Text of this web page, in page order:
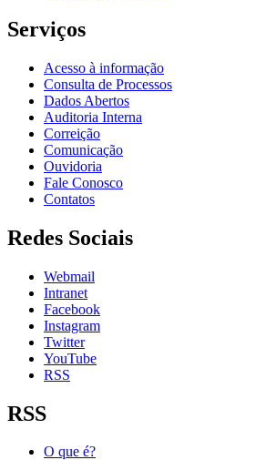
Serviços
Acesso à informação
Consulta de Processos
Dados Abertos
Auditoria Interna
Correição
Comunicação
Ouvidoria
Fale Conosco
Contatos
Redes Sociais
Webmail
Intranet
Facebook
Instagram
Twitter
YouTube
RSS
RSS
O que é?